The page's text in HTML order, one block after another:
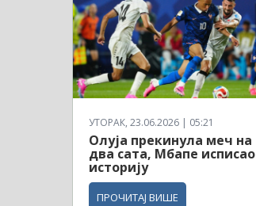
УТОРАК, 23.06.2026 | 05:21
Олуја прекинула меч на
два сата, Мбапе исписао
историју
ПРОЧИТАЈ ВИШЕ